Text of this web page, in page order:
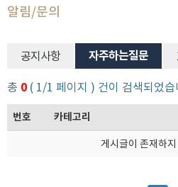
알림/문의
공지사항 자주하는질문
총 0 ( 1/1 페이지 ) 건이 검색되었습
번호 카테고리
게시글이 존재하